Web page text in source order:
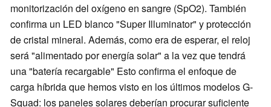
monitorización del oxígeno en sangre (SpO2). También
confirma un LED blanco "Super Illuminator" y protección
de cristal mineral. Además, como era de esperar, el reloj
será "alimentado por energía solar" a la vez que tendrá
una "batería recargable" Esto confirma el enfoque de
carga híbrida que hemos visto en los últimos modelos G-
Squad: los paneles solares deberían procurar suficiente